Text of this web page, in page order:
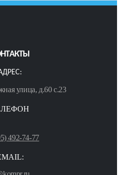
улица, д.60 с.23
492-74-77